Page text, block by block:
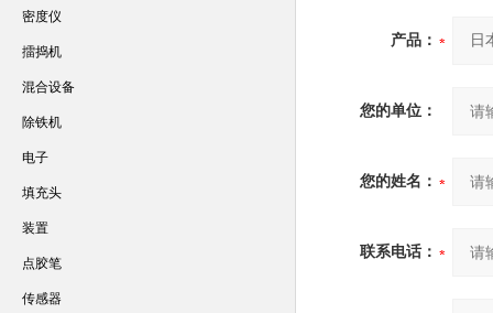
产品：
您的单位：
您的姓名：
联系电话：
密度仪
擂捣机
混合设备
除铁机
电子
填充头
装置
点胶笔
传感器